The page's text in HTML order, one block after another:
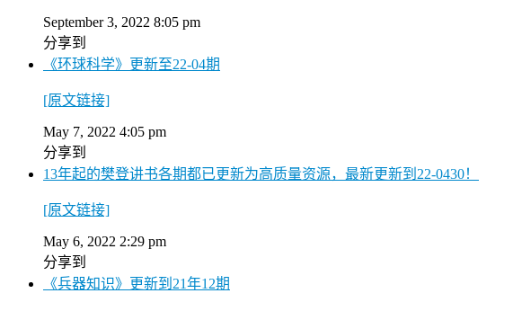
September 3, 2022 8:05 pm
分享到
《环球科学》更新至22-04期
[原文链接]
May 7, 2022 4:05 pm
分享到
13年起的樊登讲书各期都已更新为高质量资源，最新更新到22-0430！
[原文链接]
May 6, 2022 2:29 pm
分享到
《兵器知识》更新到21年12期